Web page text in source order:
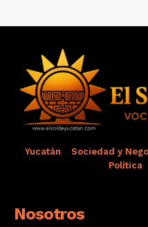
Yucatán Sociedad y
Política
Nosotros